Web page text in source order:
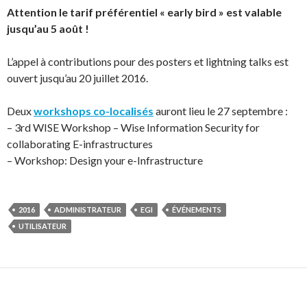
Attention le tarif préférentiel « early bird » est valable
jusqu’au 5 août !
L’appel à contributions pour des posters et lightning talks est
ouvert jusqu’au 20 juillet 2016.
Deuxworkshops co-localisés auront lieu le 27 septembre :
– 3rd WISE Workshop – Wise Information Security for
collaborating E-infrastructures
– Workshop: Design your e-Infrastructure
2016 ADMINISTRATEUR EGI
ÉVÉNEMENTS
UTILISATEUR